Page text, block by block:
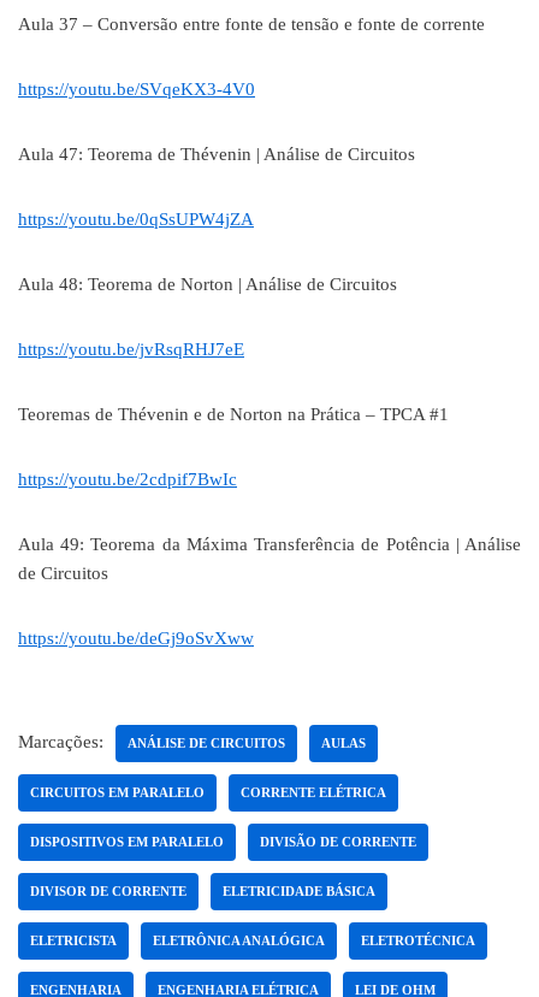
Aula 37 – Conversão entre fonte de tensão e fonte de corrente
https://youtu.be/SVqeKX3-4V0
Aula 47: Teorema de Thévenin | Análise de Circuitos
https://youtu.be/0qSsUPW4jZA
Aula 48: Teorema de Norton | Análise de Circuitos
https://youtu.be/jvRsqRHJ7eE
Teoremas de Thévenin e de Norton na Prática – TPCA #1
https://youtu.be/2cdpif7BwIc
Aula 49: Teorema da Máxima Transferência de Potência | Análise
de Circuitos
https://youtu.be/deGj9oSvXww
Marcações: ANÁLISE DE CIRCUITOS AULAS
CIRCUITOS EM PARALELO CORRENTE ELÉTRICA
DISPOSITIVOS EM PARALELO DIVISÃO DE CORRENTE
DIVISOR DE CORRENTE ELETRICIDADE BÁSICA
ELETRICISTA ELETRÔNICA ANALÓGICA ELETROTÉCNICA
ENGENHARIA ENGENHARIA ELÉTRICA LEI DE OHM